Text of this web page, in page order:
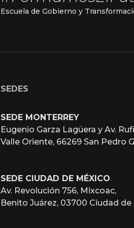
Escuela de Gobierno y
SEDES
SEDE MONTERREY
Eugenio Garza Lagüera y Av.
Valle Oriente, 66269 San Pedro
SEDE CIUDAD DE MÉXICO
Av. Revolución 756, Mixcoac,
Benito Juárez, 03700 Ciudad de